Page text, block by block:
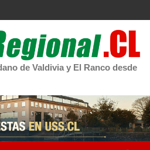
de Valdivia y El Ranco desde